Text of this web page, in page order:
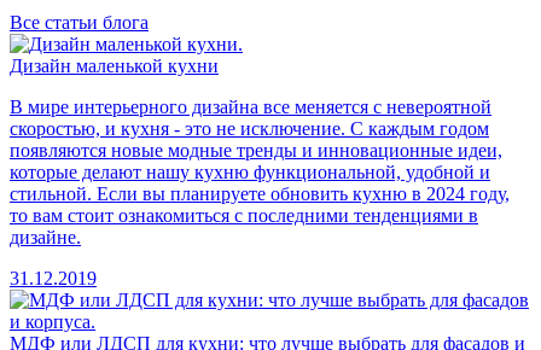
Все статьи блога
Дизайн маленькой кухни
В мире интерьерного дизайна все меняется с невероятной
скоростью, и кухня - это не исключение. С каждым годом
появляются новые модные тренды и инновационные идеи,
которые делают нашу кухню функциональной, удобной и
стильной. Если вы планируете обновить кухню в 2024 году,
то вам стоит ознакомиться с последними тенденциями в
дизайне.
31.12.2019
МДФ или ЛДСП для кухни: что лучше выбрать для фасадов и